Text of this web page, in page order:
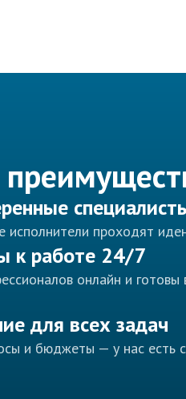
исполнители проходят
к работе 24/7
онлайн и готовы
для всех задач
и бюджеты — у нас есть